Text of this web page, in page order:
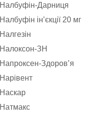
Налбуфін-Дарниця
Налбуфін інʼєкції 20 мг
Налгезін
Налоксон-ЗН
Напроксен-Здоровʼя
Нарівент
Наскар
Натмакс